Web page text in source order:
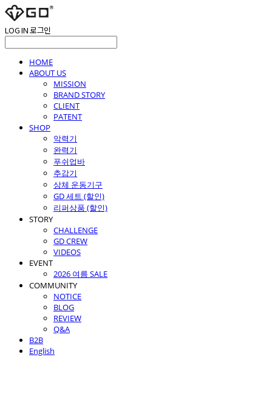
LOG IN로그인
HOME
ABOUT US
MISSION
BRAND STORY
CLIENT
PATENT
SHOP
악력기
완력기
푸쉬업바
추감기
상체 운동기구
GD 세트 (할인)
리퍼상품 (할인)
STORY
CHALLENGE
GD CREW
VIDEOS
EVENT
2026 여름 SALE
COMMUNITY
NOTICE
BLOG
REVIEW
Q&A
B2B
English